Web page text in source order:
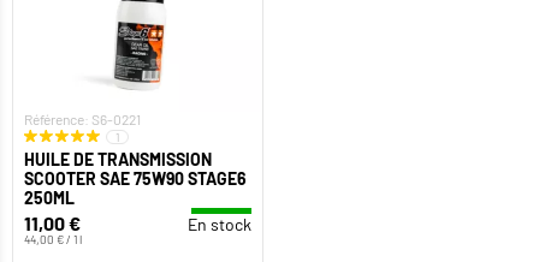
Référence: S6-0221
1
HUILE DE TRANSMISSION
SCOOTER SAE 75W90 STAGE6
250ML
11,00 €
44,00 € / 1 l
En stock